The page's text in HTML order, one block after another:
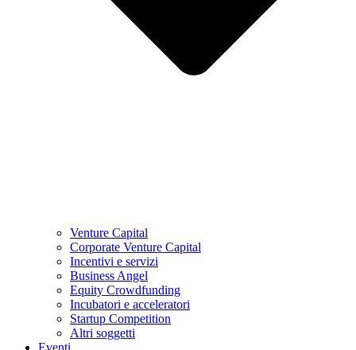
Venture Capital
Corporate Venture Capital
Incentivi e servizi
Business Angel
Equity Crowdfunding
Incubatori e acceleratori
Startup Competition
Altri soggetti